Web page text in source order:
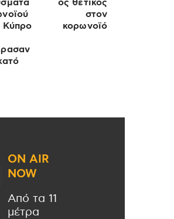
Κύπρο
ός θετικός
στον
κορωνοϊό
ON AIR
NOW
Από τα 11
μέτρα